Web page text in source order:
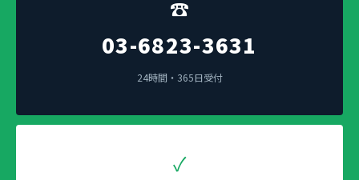
☎
03-6823-3631
24時間・365日受付
✓